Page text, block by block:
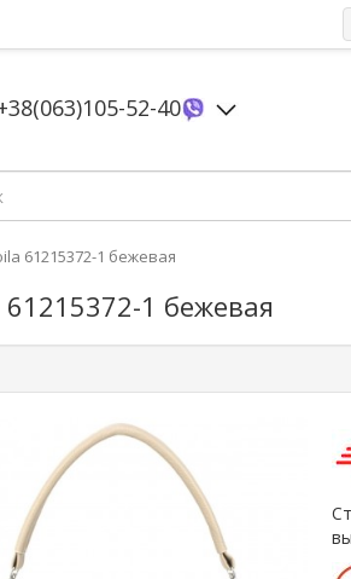
52-40
61215372-1 бежевая
1 бежевая